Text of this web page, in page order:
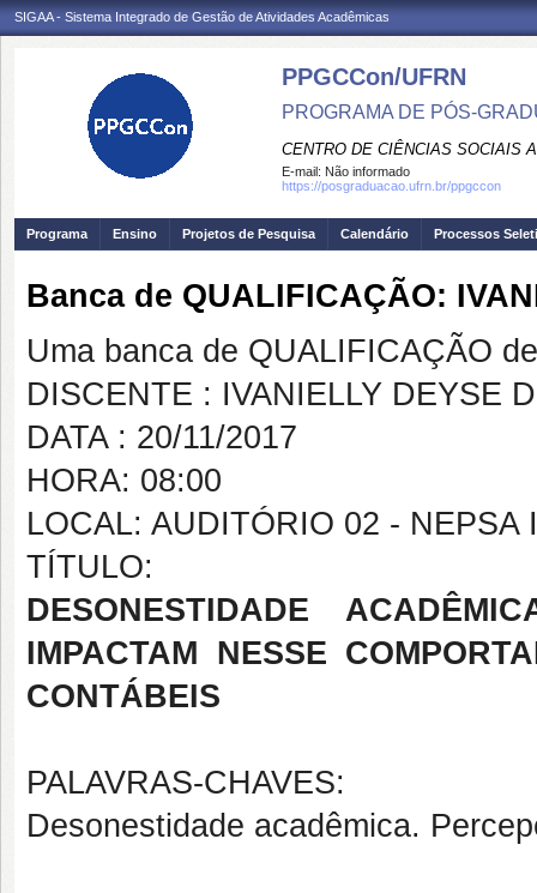
SIGAA - Sistema Integrado de Gestão de Atividades Acadêmicas
PPGCCon/UFRN
PROGRAMA DE PÓS-
CENTRO DE CIÊNCIAS SOCIAIS
E-mail: Não informado
https://posgraduacao.ufrn.br/ppgccon
Programa Ensino Projetos de Pesquisa Calendário Processos
Banca de QUALIFICAÇÃO:
Uma banca de QUALIFICAÇÃO
DISCENTE : IVANIELLY DEYSE
DATA : 20/11/2017
HORA: 08:00
LOCAL: AUDITÓRIO 02 - NEPSA
TÍTULO:
DESONESTIDADE
IMPACTAM NESSE
CONTÁBEIS
PALAVRAS-CHAVES:
Desonestidade acadêmica.